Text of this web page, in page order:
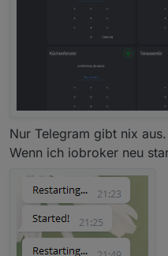
Nur Telegram gibt nix aus.
Wenn ich iobroker neu